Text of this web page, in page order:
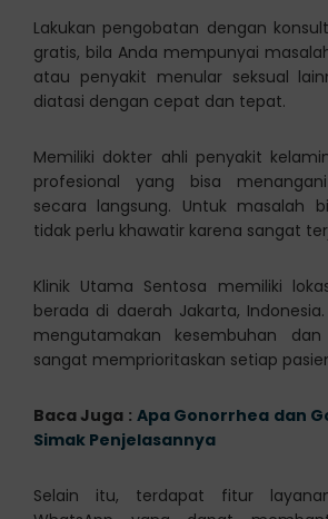
Lakukan pengobatan dengan
gratis, bila Anda mempunyai
atau penyakit menular seksual
diatasi dengan cepat dan tepat.
Memiliki dokter ahli penyakit
profesional yang bisa
secara langsung. Untuk masalah
tidak perlu khawatir karena sangat
Klinik Utama Sentosa memiliki
berada di daerah Jakarta,
mengutamakan kesembuhan
sangat memprioritaskan setiap
Baca Juga : Apa Gonorrhea dan
Simak Penjelasannya
Selain itu, terdapat fitur